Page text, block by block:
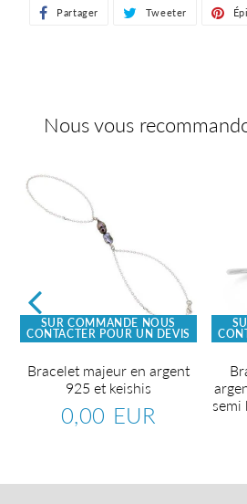
Partager PartagerTweeter Tweeter
Nous vous
SUR COMMANDE NOUS
CONTACTER POUR UN DEVIS
Bracelet majeur en argent
925 et keishis
Prix
0,00 EUR
semi